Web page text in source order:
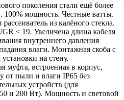
поколения стали ещё более
мощность. Честные ватты.
из калёного стекла.
< 19. Увеличена длина кабеля
внутреннего давления
влаги. Монтажная скоба с
на стену.
муфта, встроенная в корпус,
от пыли и влаги IP65 без
устройств (для
и 200 Вт). Мощность и световой